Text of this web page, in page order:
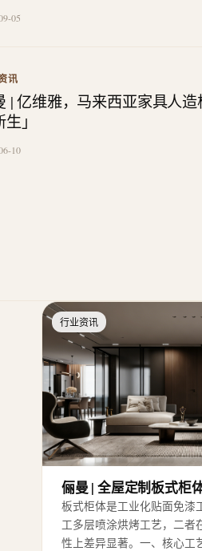
05
讯
| 亿维雅，马来西亚家具人
」
10
行业资讯
俪曼 | 全屋定制板式柜
板式柜体是工业化贴面免漆
工多层喷涂烘烤工艺，二者
性上差异显著。一、核心工